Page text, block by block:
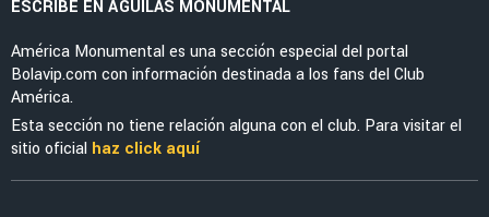
EX-AMÉRICA
Raúl Jiménez se olvida de América y reporta
oficialmente con los Wolves